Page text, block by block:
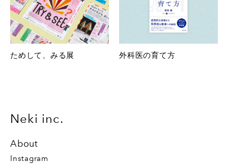
ためして、みる展 外科医の育て方
Neki inc.
About
Instagram